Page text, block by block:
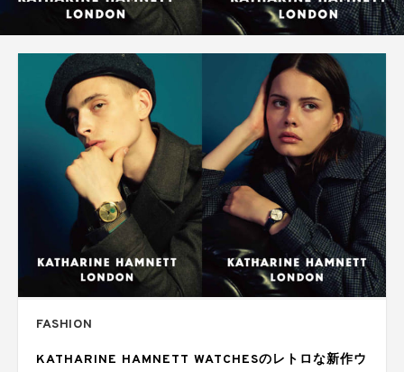
FASHION
KATHARINE HAMNETT WATCHESのレトロな新作ウ